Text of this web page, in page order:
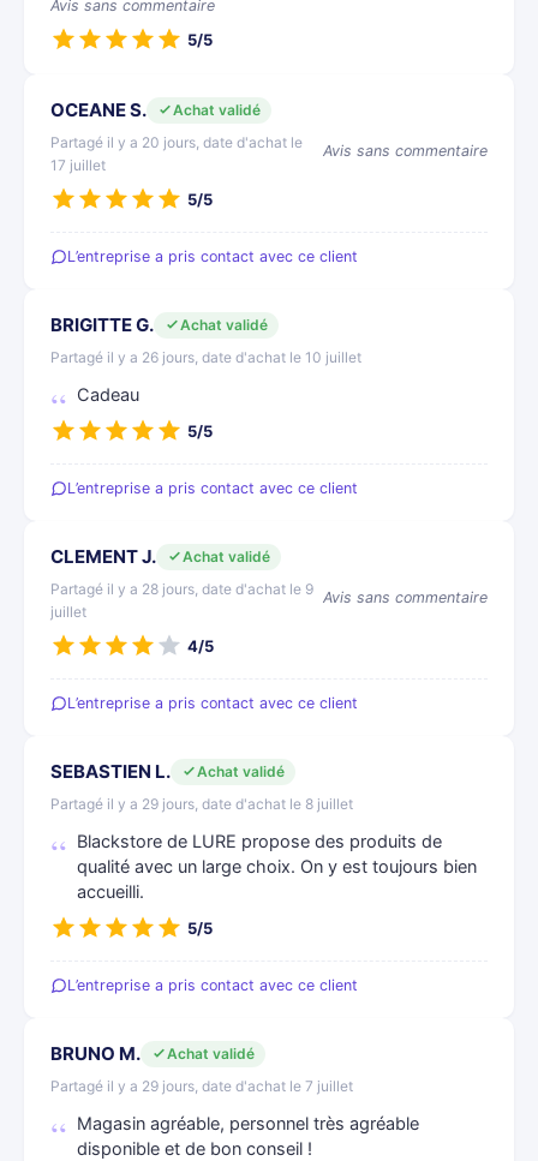
Avis sans commentaire
5/5
OCEANE S.
Achat validé
Partagé il y a 20 jours, date d'achat le
17 juillet
Avis sans commentaire
5/5
L’entreprise a pris contact avec ce client
BRIGITTE G.
Achat validé
Partagé il y a 26 jours, date d'achat le 10 juillet
Cadeau
5/5
L’entreprise a pris contact avec ce client
CLEMENT J.
Achat validé
Partagé il y a 28 jours, date d'achat le 9
juillet
Avis sans commentaire
4/5
L’entreprise a pris contact avec ce client
SEBASTIEN L.
Achat validé
Partagé il y a 29 jours, date d'achat le 8 juillet
Blackstore de LURE propose des produits de
qualité avec un large choix. On y est toujours bien
accueilli.
5/5
L’entreprise a pris contact avec ce client
BRUNO M.
Achat validé
Partagé il y a 29 jours, date d'achat le 7 juillet
Magasin agréable, personnel très agréable
disponible et de bon conseil !